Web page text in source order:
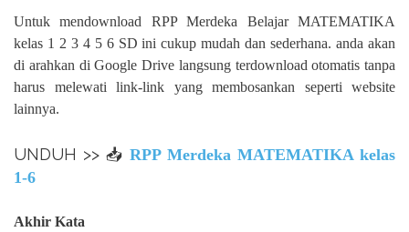
Untuk mendownload RPP Merdeka Belajar MATEMATIKA
kelas 1 2 3 4 5 6 SD ini cukup mudah dan sederhana. anda akan
di arahkan di Google Drive langsung terdownload otomatis tanpa
harus melewati link-link yang membosankan seperti website
lainnya.
UNDUH >> 📥 RPP Merdeka MATEMATIKA kelas
1-6
Akhir Kata